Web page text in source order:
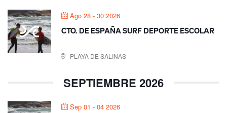
Ago 28 - 30 2026
CTO. DE ESPAÑA SURF DEPORTE ESCOLAR
PLAYA DE SALINAS
SEPTIEMBRE 2026
Sep 01 - 04 2026